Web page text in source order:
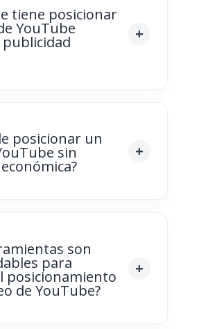
tiene posicionar
YouTube
posicionar un
sin
son
para
posicionamiento
de YouTube?